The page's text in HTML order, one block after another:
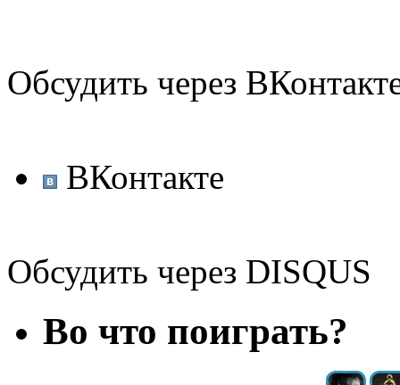
Обсудить через
ВКонтакте
Обсудить через DISQUS
Во что поиграть?